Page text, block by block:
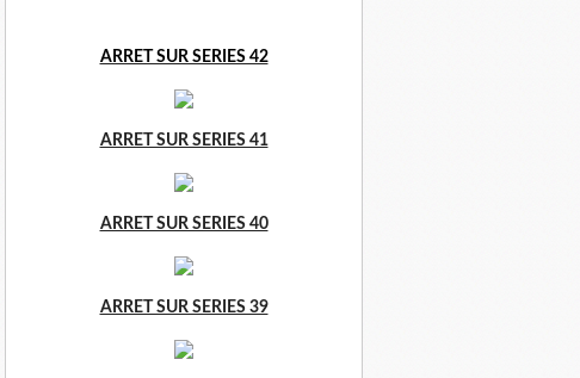
ARRET SUR SERIES 42
ARRET SUR SERIES 41
ARRET SUR SERIES 40
ARRET SUR SERIES 39